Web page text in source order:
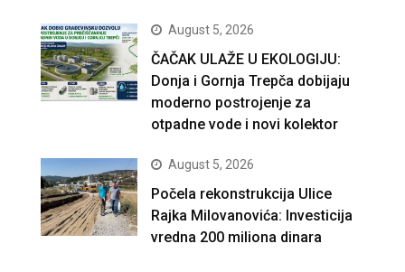
August 5, 2026
ČAČAK ULAŽE U EKOLOGIJU:
Donja i Gornja Trepča dobijaju
moderno postrojenje za
otpadne vode i novi kolektor
August 5, 2026
Počela rekonstrukcija Ulice
Rajka Milovanovića: Investicija
vredna 200 miliona dinara